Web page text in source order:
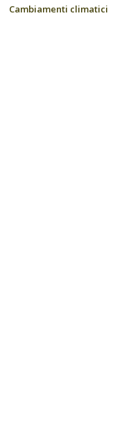
Cambiamenti climatici